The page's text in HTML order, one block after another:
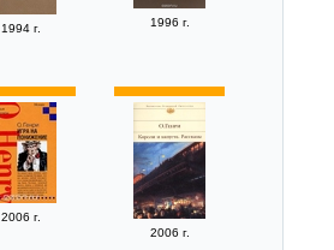
1994 г. 1996 г.
2006 г.
2006 г.